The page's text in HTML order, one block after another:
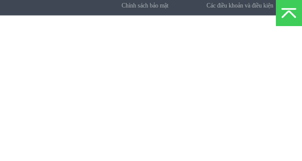
Chính sách bảo mật Các điều khoản và điều kiện